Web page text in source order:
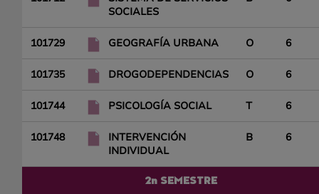
SOCIALES
101729 GEOGRAFÍA URBANA O 6
101735 DROGODEPENDENCIAS O 6
101744 PSICOLOGÍA SOCIAL T 6
101748
INTERVENCIÓN
INDIVIDUAL
B 6
2n SEMESTRE